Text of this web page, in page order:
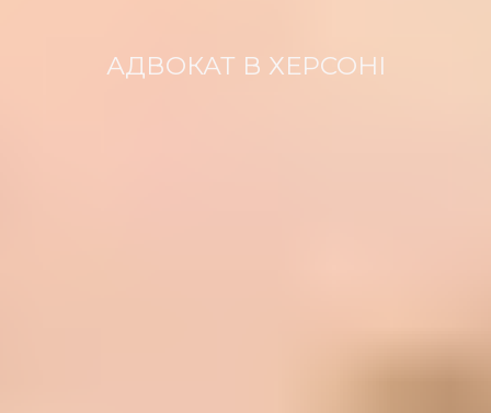
АДВОКАТ В ХЕРСОНІ